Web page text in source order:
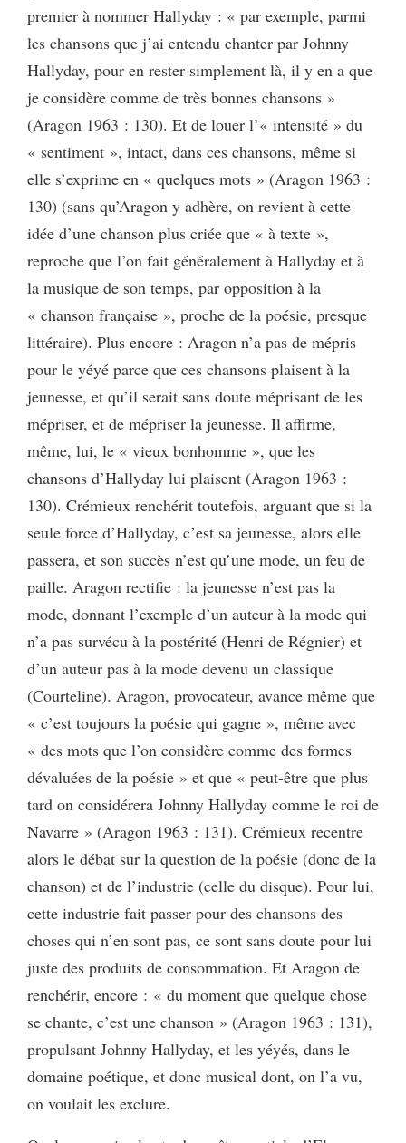
premier à nommer Hallyday : « par exemple, parmi
les chansons que j’ai entendu chanter par Johnny
Hallyday, pour en rester simplement là, il y en a que
je considère comme de très bonnes chansons »
(Aragon 1963 : 130). Et de louer l’« intensité » du
« sentiment », intact, dans ces chansons, même si
elle s’exprime en « quelques mots » (Aragon 1963 :
130) (sans qu’Aragon y adhère, on revient à cette
idée d’une chanson plus criée que « à texte »,
reproche que l’on fait généralement à Hallyday et à
la musique de son temps, par opposition à la
« chanson française », proche de la poésie, presque
littéraire). Plus encore : Aragon n’a pas de mépris
pour le yéyé parce que ces chansons plaisent à la
jeunesse, et qu’il serait sans doute méprisant de les
mépriser, et de mépriser la jeunesse. Il affirme,
même, lui, le « vieux bonhomme », que les
chansons d’Hallyday lui plaisent (Aragon 1963 :
130). Crémieux renchérit toutefois, arguant que si la
seule force d’Hallyday, c’est sa jeunesse, alors elle
passera, et son succès n’est qu’une mode, un feu de
paille. Aragon rectifie : la jeunesse n’est pas la
mode, donnant l’exemple d’un auteur à la mode qui
n’a pas survécu à la postérité (Henri de Régnier) et
d’un auteur pas à la mode devenu un classique
(Courteline). Aragon, provocateur, avance même que
« c’est toujours la poésie qui gagne », même avec
« des mots que l’on considère comme des formes
dévaluées de la poésie » et que « peut-être que plus
tard on considérera Johnny Hallyday comme le roi de
Navarre » (Aragon 1963 : 131). Crémieux recentre
alors le débat sur la question de la poésie (donc de la
chanson) et de l’industrie (celle du disque). Pour lui,
cette industrie fait passer pour des chansons des
choses qui n’en sont pas, ce sont sans doute pour lui
juste des produits de consommation. Et Aragon de
renchérir, encore : « du moment que quelque chose
se chante, c’est une chanson » (Aragon 1963 : 131),
propulsant Johnny Hallyday, et les yéyés, dans le
domaine poétique, et donc musical dont, on l’a vu,
on voulait les exclure.